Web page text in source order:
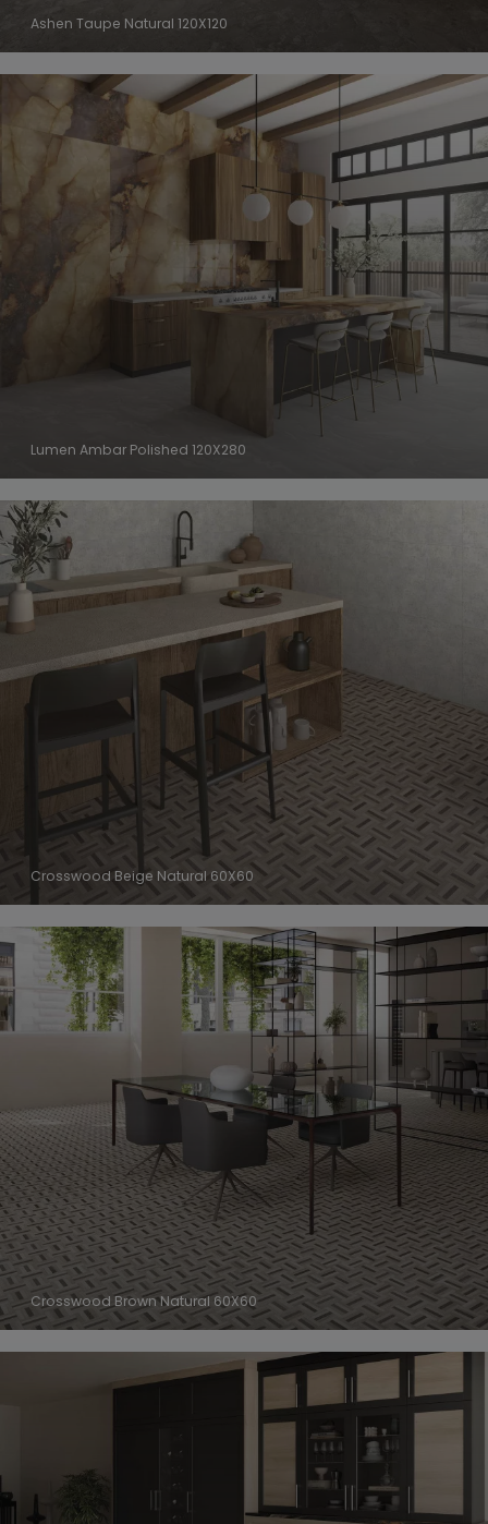
Ashen Taupe Natural 120X120
Lumen Ambar Polished 120X280
Crosswood Beige Natural 60X60
Crosswood Brown Natural 60X60